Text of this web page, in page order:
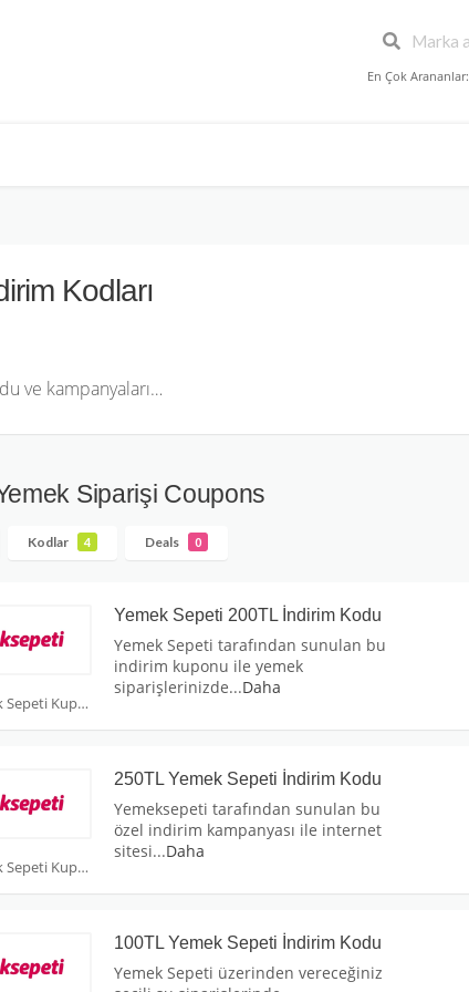
En Çok Arananlar:
Kodları
ve kampanyaları…
Siparişi Coupons
Kodlar 4 Deals 0
Tüm Yemek Sepeti Kuponları
Yemek Sepeti 200TL İndirim Kodu
Yemek Sepeti tarafından sunulan bu
indirim kuponu ile yemek
siparişlerinizde...Daha
Tüm Yemek Sepeti Kuponları
250TL Yemek Sepeti İndirim Kodu
Yemeksepeti tarafından sunulan bu
özel indirim kampanyası ile internet
sitesi...Daha
100TL Yemek Sepeti İndirim Kodu
Yemek Sepeti üzerinden vereceğiniz